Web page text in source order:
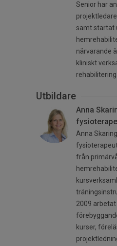
Senior har
samt startat
närvarande
kliniskt
rehabilitering.
Utbildare
Anna
Anna
från
2009 arbetat
kurser,